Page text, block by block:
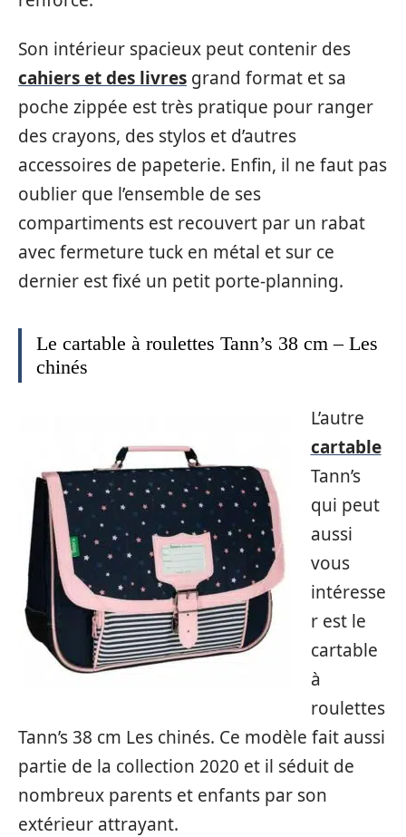
Son intérieur spacieux peut contenir des
cahiers et des livres grand format et sa
poche zippée est très pratique pour ranger
des crayons, des stylos et d’autres
accessoires de papeterie. Enfin, il ne faut pas
oublier que l’ensemble de ses
compartiments est recouvert par un rabat
avec fermeture tuck en métal et sur ce
dernier est fixé un petit porte-planning.
Le cartable à roulettes Tann’s 38 cm – Les
chinés
L’autre
cartable
Tann’s
qui peut
aussi
vous
intéresse
r est le
cartable
à
roulettes
Tann’s 38 cm Les chinés. Ce modèle fait aussi
partie de la collection 2020 et il séduit de
nombreux parents et enfants par son
extérieur attrayant.